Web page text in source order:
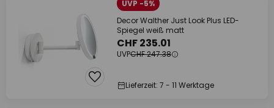
UVP -5%
Decor Walther Just Look Plus LED-
Spiegel weiß matt
CHF 235.01
UVPCHF 247.38
Lieferzeit: 7 - 11 Werktage